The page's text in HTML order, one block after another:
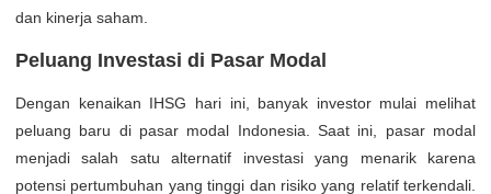
dan kinerja saham.
Peluang Investasi di Pasar Modal
Dengan kenaikan IHSG hari ini, banyak investor mulai melihat
peluang baru di pasar modal Indonesia. Saat ini, pasar modal
menjadi salah satu alternatif investasi yang menarik karena
potensi pertumbuhan yang tinggi dan risiko yang relatif terkendali.